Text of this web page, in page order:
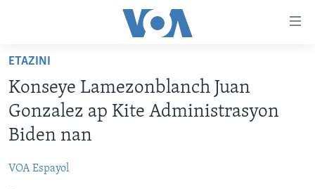
Skip
main
content
Skip
to
main
Navigation
LÈZETAZINI
AMERIK LATIN
VIDEO
ETAZINI
Konseye Lamezonblanch Juan
Gonzalez ap Kite Administrasyon
Biden nan
VOA Espayol